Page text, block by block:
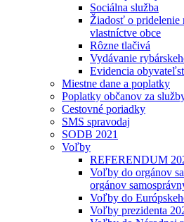
Sociálna služba
Žiadosť o pridelenie
vlastníctve obce
Rôzne tlačivá
Vydávanie
Evidencia
Miestne dane a poplatky
Poplatky občanov za
Cestovné poriadky
SMS spravodaj
SODB 2021
Voľby
REFERENDUM
Voľby do orgánov
orgánov
Voľby do
Voľby prezidenta